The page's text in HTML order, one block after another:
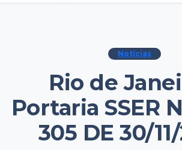
Notícias
Rio de
Portaria SSER
305 DE 30/